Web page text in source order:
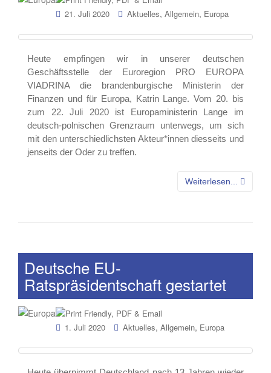
21. Juli 2020 Aktuelles, Allgemein, Europa
Heute empfingen wir in unserer deutschen
Geschäftsstelle der Euroregion PRO EUROPA
VIADRINA die brandenburgische Ministerin der
Finanzen und für Europa, Katrin Lange. Vom 20. bis
zum 22. Juli 2020 ist Europaministerin Lange im
deutsch-polnischen Grenzraum unterwegs, um sich
mit den unterschiedlichsten Akteur*innen diesseits und
jenseits der Oder zu treffen.
Weiterlesen...
Deutsche EU-
Ratspräsidentschaft gestartet
1. Juli 2020 Aktuelles, Allgemein, Europa